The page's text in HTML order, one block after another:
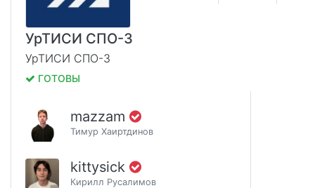
УрТИСИ СПО-3
УрТИСИ СПО-3
ГОТОВЫ
mazzam
Тимур Хаиртдинов
kittysick
Кирилл Русалимов